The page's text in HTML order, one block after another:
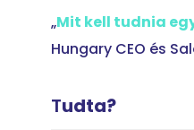
„Mit kell tudnia
Hungary CEO és
Tudta?